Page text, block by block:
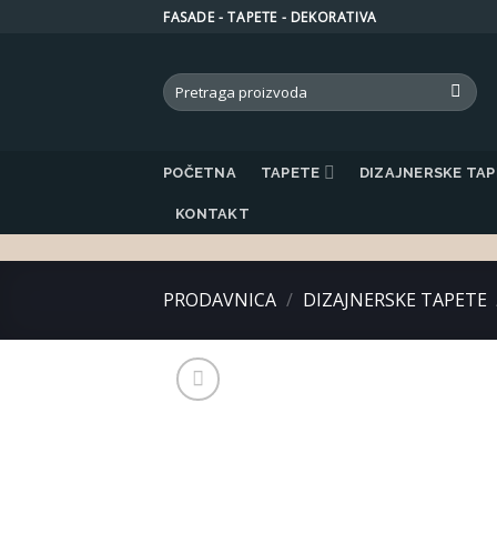
FASADE - TAPETE - DEKORATIVA
Search
for:
POČETNA TAPETE DIZAJNERSKE
KONTAKT
PRODAVNICA / DIZAJNERSKE TAPETE